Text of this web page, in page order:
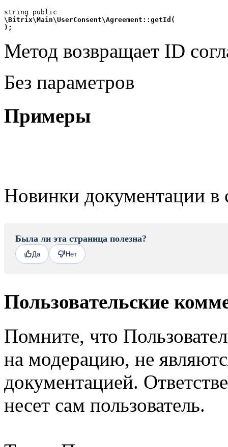
\Bitrix\Main\UserConsent\Agreement::getId(
);
Метод возвращает ID
Без параметров
Примеры
Новинки документации в
Была ли эта страница полезна?
Да Нет
Пользовательские
Помните, что
на модерацию, не
документацией.
несет сам пользователь.